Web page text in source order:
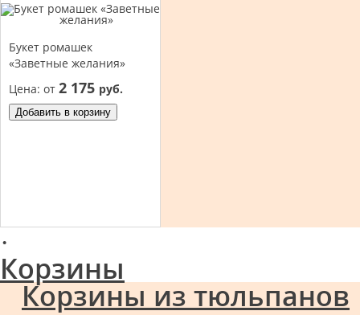
Букет ромашек
«Заветные желания»
Цена: от 2 175 руб.
Добавить в корзину
·
Корзины
Корзины из тюльпанов